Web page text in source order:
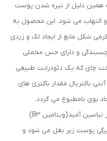
همین دلیل از تیره شدن پوست
و التهاب می شود. این محصول به
شکل مانع از ایجاد لک و زردی
و دارای حس مخملی
چای که یک دئودرانت طبیعی
باکتریال مقدار باکتری های
بوی نامطبوع می گردد.
مام رول ویتابلا در فرمولاسیون خود از نیاسین آمید(ویتامین B۳)
پوست زیر بغل می شود و